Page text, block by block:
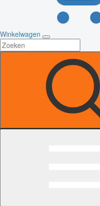
Winkelwagen